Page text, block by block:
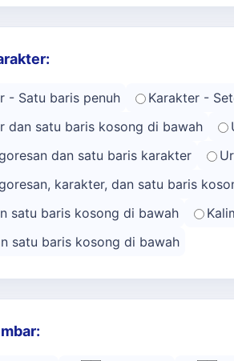
- Satu baris penuh
Karakter -
dan satu baris kosong di bawah
dan satu baris karakter
karakter, dan satu baris
satu baris kosong di bawah
satu baris kosong di bawah